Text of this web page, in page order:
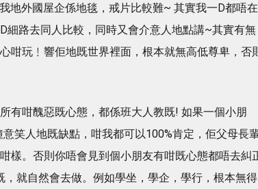
地外國屋企係地毯，戒片比較難~ 其實我一D都唔在
細路去同人比較，同時又會介意人地點講~其實有無
咁玩﹗響佢地既世界裡面，根本就無高低尊卑，否
有咁醜惡既心態，都係班大人教既! 如果一個小朋
笑人地既缺點，咁我都可以100%肯定，佢父母長
樣。否則你唔會見到個小朋友有咁既心態都唔去糾
就自然會去做。例如學坐，學企，學行，根本無得